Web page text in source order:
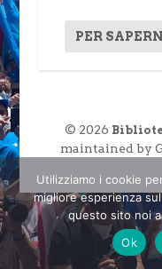
PER
© 2026
maintained by
Utilizziamo i cookie
migliore esperienza
questo sito noi
Ok